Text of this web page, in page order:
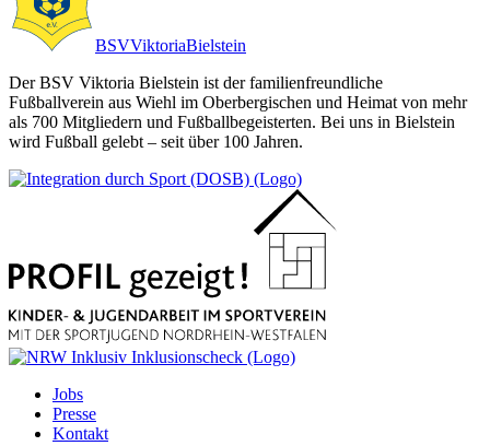
BSVViktoriaBielstein
Der BSV Viktoria Bielstein ist der familienfreundliche
Fußballverein aus Wiehl im Oberbergischen und Heimat von mehr
als 700 Mitgliedern und Fußballbegeisterten. Bei uns in Bielstein
wird Fußball gelebt – seit über 100 Jahren.
Jobs
Presse
Kontakt